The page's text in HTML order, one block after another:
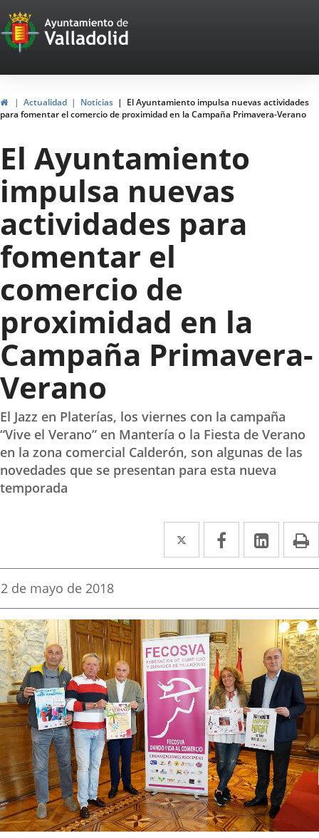
Portal
Web
del
Ayuntamiento
de
Valladolid
InicioActualidad Noticias
El Ayuntamiento impulsa nuevas actividades
para fomentar el comercio de proximidad en la Campaña Primavera-Verano
El Ayuntamiento
impulsa nuevas
actividades para
fomentar el
comercio de
proximidad en la
Campaña Primavera-
Verano
El Jazz en Platerías, los viernes con la campaña
“Vive el Verano” en Mantería o la Fiesta de Verano
en la zona comercial Calderón, son algunas de las
novedades que se presentan para esta nueva
temporada
Twitter
Enlace
a
aplicación
externa.
Facebook
Enlace
a
aplicación
externa.
Enlace
a
Fecha
la
noticia
2 de mayo de 2018